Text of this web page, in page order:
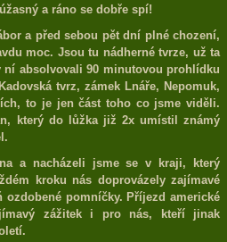
a ráno se dobře spí!
a před sebou pět dní plné chození,
moc. Jsou tu nádherné tvrze, už ta
absolvovali 90 minutovou prohlídku
tvrz, zámek Lnáře, Nepomuk,
to je jen část toho co jsme viděli.
který do lůžka již 2x umístil známý
a nacházeli jsme se v kraji, který
kroku nás doprovázely zajímavé
ozdobené pomníčky. Příjezd americké
zážitek i pro nás, kteří jinak